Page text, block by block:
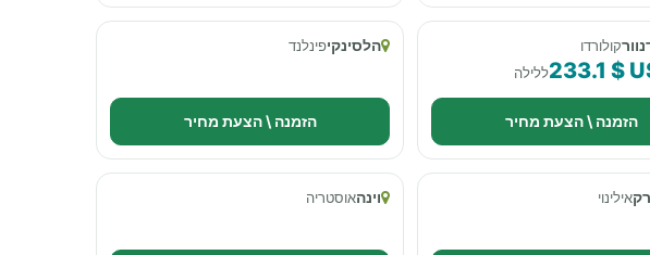
קולורדו
233.1 $ללילה
הזמנה \ הצעת מחיר
הלסינקיפינלנד
הזמנה \ הצעת מחיר
אילינוי וינהאוסטריה